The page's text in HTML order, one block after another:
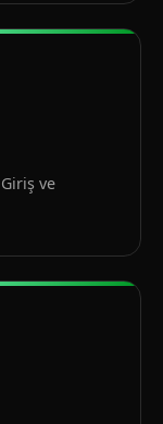
Giriş ve